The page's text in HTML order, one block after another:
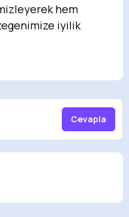
hem
iyilik
Cevapla